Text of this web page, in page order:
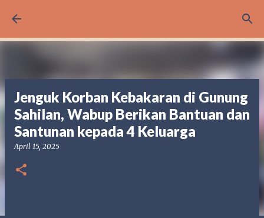
Jenguk Korban Kebakaran di Gunung
Sahilan, Wabup Berikan Bantuan dan
Santunan kepada 4 Keluarga
April 15, 2025